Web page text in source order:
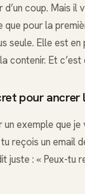
coup. Mais il
que pour la
seule. Elle est
contenir. Et c’est
pour ancrer
exemple que
reçois un email
juste : « Peux-tu